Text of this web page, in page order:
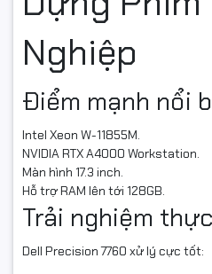
Nghiệp
Điểm mạnh nổi
Intel Xeon W-11855M.
NVIDIA RTX A4000 Workstation.
Màn hình 17.3 inch.
Hỗ trợ RAM lên tới 128GB.
Trải nghiệm
Dell Precision 7760 xử lý cực tốt: